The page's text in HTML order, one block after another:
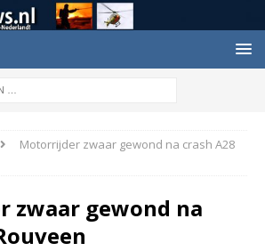
Motorrijder zwaar gewond na crash A28
zwaar gewond na